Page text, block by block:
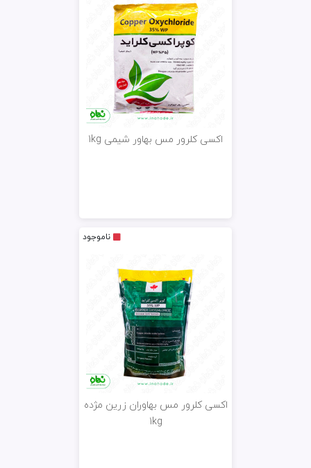
اکسی کلرور مس بهاور شیمی 1kg
ناموجود
اکسی کلرور مس بهاوران زرین مژده
1kg